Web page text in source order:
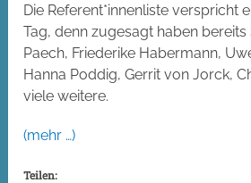
Die Referent*innenliste verspricht
Tag, denn zugesagt haben bereits
Paech, Friederike Habermann,
Hanna Poddig, Gerrit von Jorck,
viele weitere.
(mehr …)
Teilen: